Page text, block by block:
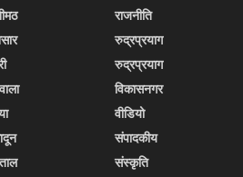
राजनीति
रुद्रप्रयाग
रुद्रप्रयाग
विकासनगर
वीडियो
संपादकीय
संस्कृति